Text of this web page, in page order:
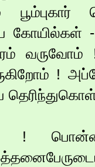
கோயில்கள் -
!
!